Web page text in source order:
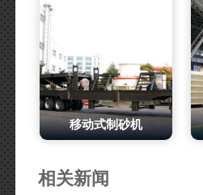
移动式制砂机
相关新闻